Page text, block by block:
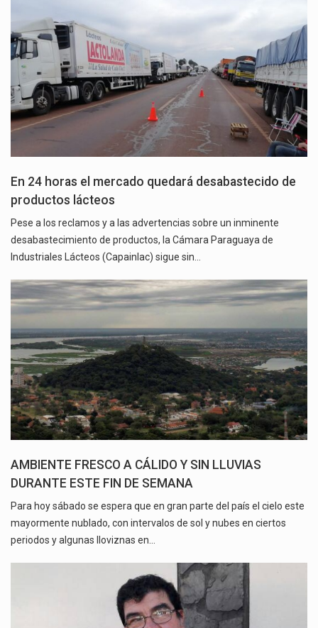
En 24 horas el mercado quedará desabastecido de
productos lácteos
Pese a los reclamos y a las advertencias sobre un inminente
desabastecimiento de productos, la Cámara Paraguaya de
Industriales Lácteos (Capainlac) sigue sin…
AMBIENTE FRESCO A CÁLIDO Y SIN LLUVIAS
DURANTE ESTE FIN DE SEMANA
Para hoy sábado se espera que en gran parte del país el cielo este
mayormente nublado, con intervalos de sol y nubes en ciertos
periodos y algunas lloviznas en…